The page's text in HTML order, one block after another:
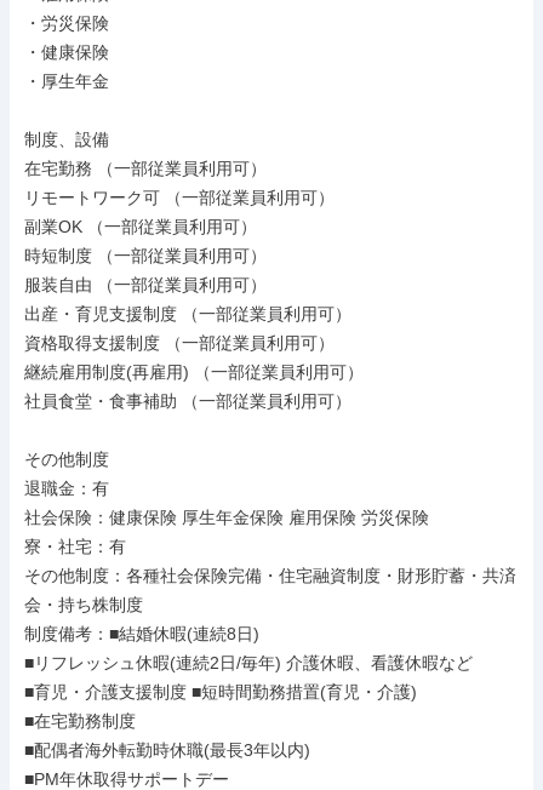
・労災保険
・健康保険
・厚生年金
制度、設備
在宅勤務 （一部従業員利用可）
リモートワーク可 （一部従業員利用可）
副業OK （一部従業員利用可）
時短制度 （一部従業員利用可）
服装自由 （一部従業員利用可）
出産・育児支援制度 （一部従業員利用可）
資格取得支援制度 （一部従業員利用可）
継続雇用制度(再雇用) （一部従業員利用可）
社員食堂・食事補助 （一部従業員利用可）
その他制度
退職金：有
社会保険：健康保険 厚生年金保険 雇用保険 労災保険
寮・社宅：有
その他制度：各種社会保険完備・住宅融資制度・財形貯蓄・共済
会・持ち株制度
制度備考：■結婚休暇(連続8日)
■リフレッシュ休暇(連続2日/毎年) 介護休暇、看護休暇など
■育児・介護支援制度 ■短時間勤務措置(育児・介護)
■在宅勤務制度
■配偶者海外転勤時休職(最長3年以内)
■PM年休取得サポートデー